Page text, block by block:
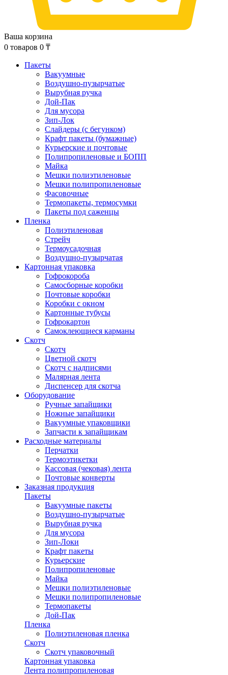
Ваша корзина
0 товаров 0 ₸
Пакеты
Вакуумные
Воздушно-пузырчатые
Вырубная ручка
Дой-Пак
Для мусора
Зип-Лок
Слайдеры (с бегунком)
Крафт пакеты (бумажные)
Курьерские и почтовые
Полипропиленовые и БОПП
Майка
Мешки полиэтиленовые
Мешки полипропиленовые
Фасовочные
Термопакеты, термосумки
Пакеты под саженцы
Пленка
Полиэтиленовая
Стрейч
Термоусадочная
Воздушно-пузырчатая
Картонная упаковка
Гофрокороба
Самосборные коробки
Почтовые коробки
Коробки с окном
Картонные тубусы
Гофрокартон
Самоклеющиеся карманы
Скотч
Скотч
Цветной скотч
Скотч с надписями
Малярная лента
Диспенсер для скотча
Оборудование
Ручные запайщики
Ножные запайщики
Вакуумные упаковщики
Запчасти к запайщикам
Расходные материалы
Перчатки
Термоэтикетки
Кассовая (чековая) лента
Почтовые конверты
Заказная продукция
Пакеты
Вакуумные пакеты
Воздушно-пузырчатые
Вырубная ручка
Для мусора
Зип-Локи
Крафт пакеты
Курьерские
Полипропиленовые
Майка
Мешки полиэтиленовые
Мешки полипропиленовые
Термопакеты
Дой-Пак
Пленка
Полиэтиленовая пленка
Скотч
Скотч упаковочный
Картонная упаковка
Лента полипропиленовая